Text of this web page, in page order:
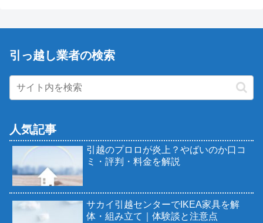
引っ越し業者の検索
人気記事
引越のプロロが炎上？やばいのか口コ
ミ・評判・料金を解説
サカイ引越センターでIKEA家具を解
体・組み立て｜体験談と注意点